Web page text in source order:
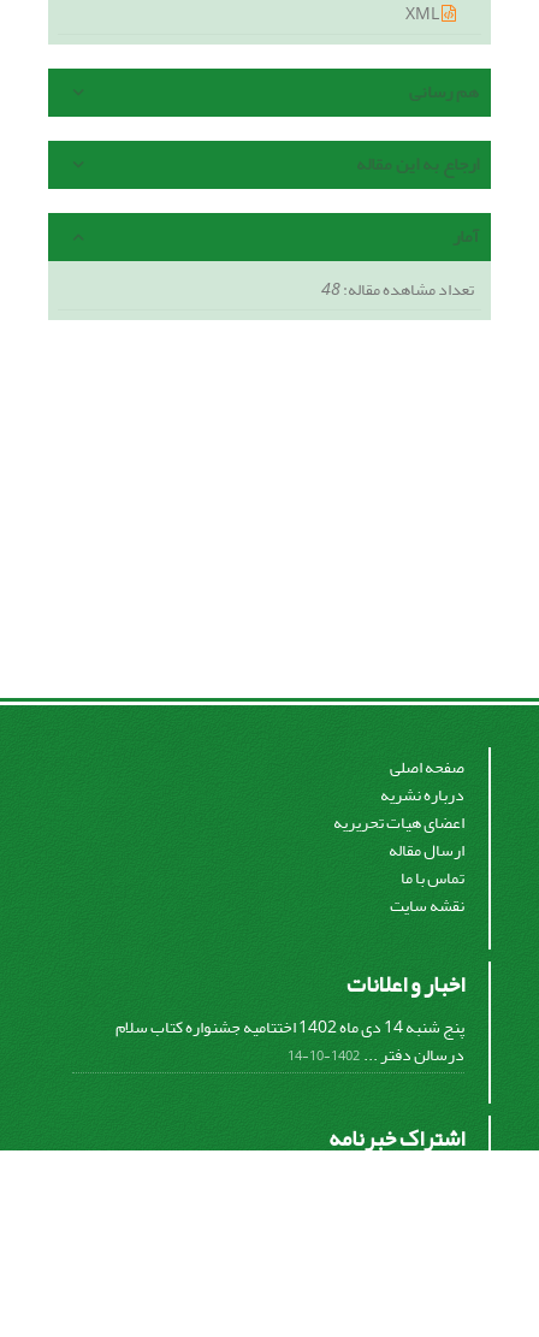
هم رسانی
ارجاع به این مقاله
آمار
تعداد مشاهده مقاله:48
صفحه اصلی
درباره نشریه
اعضای هیات تحریریه
ارسال مقاله
تماس با ما
نقشه سایت
اخبار و اعلانات
پنج شنبه 14 دی ماه 1402 اختتامیه جشنواره کتاب سلام
درسالن دفتر ...1402-10-14
اشتراک خبرنامه